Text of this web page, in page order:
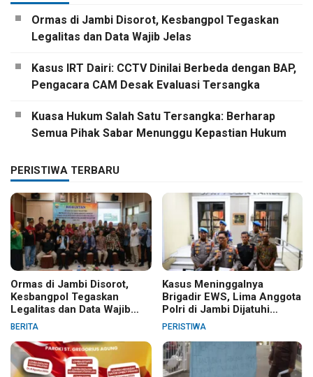
Ormas di Jambi Disorot, Kesbangpol Tegaskan
Legalitas dan Data Wajib Jelas
Kasus IRT Dairi: CCTV Dinilai Berbeda dengan BAP,
Pengacara CAM Desak Evaluasi Tersangka
Kuasa Hukum Salah Satu Tersangka: Berharap
Semua Pihak Sabar Menunggu Kepastian Hukum
PERISTIWA TERBARU
Ormas di Jambi Disorot,
Kesbangpol Tegaskan
Legalitas dan Data Wajib
Jelas
BERITA
Kasus Meninggalnya
Brigadir EWS, Lima Anggota
Polri di Jambi Dijatuhi
Sanksi PTDH
PERISTIWA